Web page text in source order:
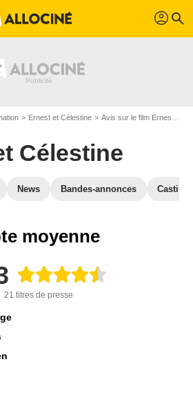
profil search
Ernest et Célestine Avis sur le film Ernest et Célestine
Célestine
News Bandes-annonces Casting
moyenne
21 titres de presse